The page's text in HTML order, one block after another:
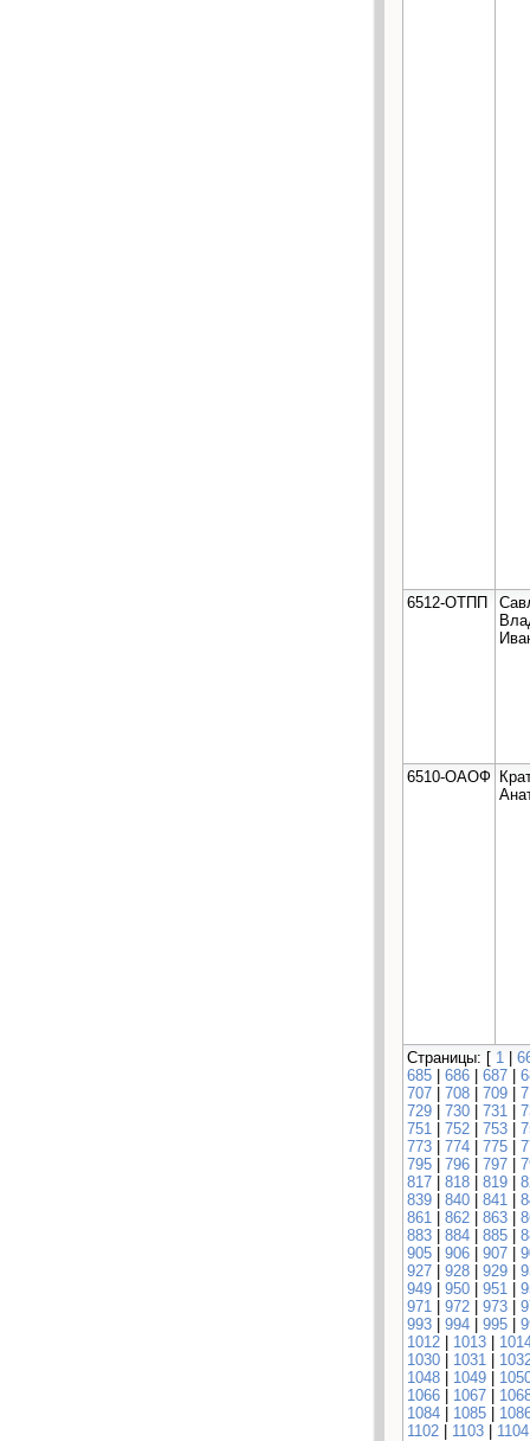
6512-ОТПП
6510-ОАОФ
Страницы: [ 1 |
685 | 686 | 687 |
707 | 708 | 709 |
729 | 730 | 731 |
751 | 752 | 753 |
773 | 774 | 775 |
795 | 796 | 797 |
817 | 818 | 819 |
839 | 840 | 841 |
861 | 862 | 863 |
883 | 884 | 885 |
905 | 906 | 907 |
927 | 928 | 929 |
949 | 950 | 951 |
971 | 972 | 973 |
993 | 994 | 995 |
1012 | 1013 |
1030 | 1031 |
1048 | 1049 |
1066 | 1067 |
1084 | 1085 |
1102 | 1103 | 1104